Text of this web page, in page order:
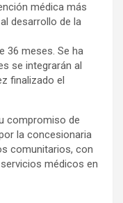
médica más
desarrollo de la
36 meses. Se ha
se integrarán al
finalizado el
compromiso de
la concesionaria
comunitarios, con
médicos en